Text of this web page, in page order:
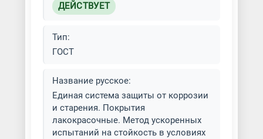
Покраска краскопультом
Покраска кровли
Покраска металла
Покраска металла под латунь
ДЕЙСТВУЕТ
Тип:
ГОСТ
Название русское:
Единая система защиты от коррозии
и старения. Покрытия
лакокрасочные. Метод ускоренных
испытаний на стойкость в условиях